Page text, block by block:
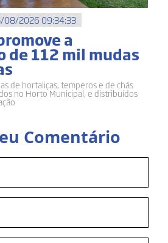
Comentário
08/2026 09:34:33
a
112 mil mudas
de hortaliças, temperos e de chás
no Horto Municipal, e distribuídos